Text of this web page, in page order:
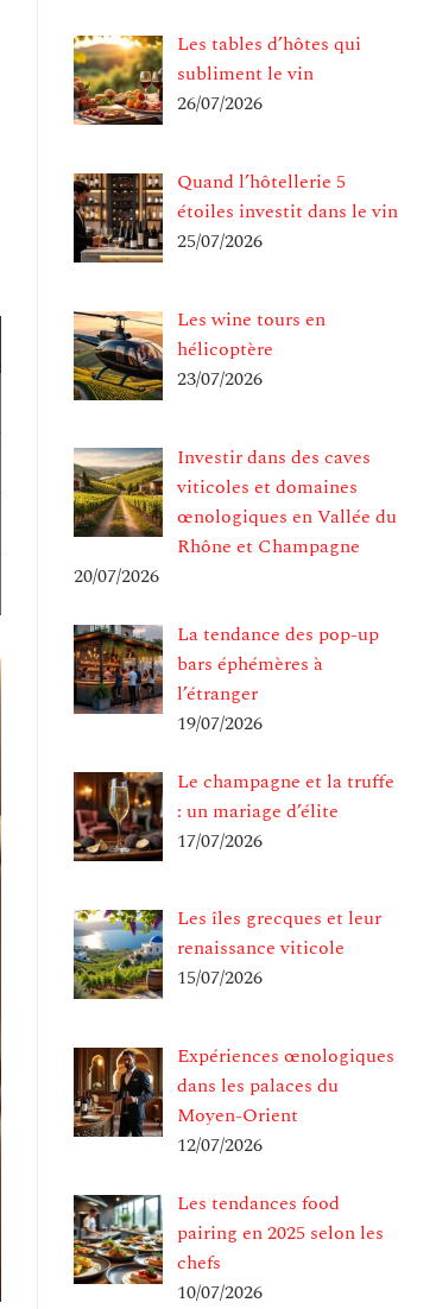
Les tables d’hôtes qui
subliment le vin
26/07/2026
Quand l’hôtellerie 5
étoiles investit dans le vin
25/07/2026
Les wine tours en
hélicoptère
23/07/2026
Investir dans des caves
viticoles et domaines
œnologiques en Vallée du
Rhône et Champagne
20/07/2026
La tendance des pop-up
bars éphémères à
l’étranger
19/07/2026
Le champagne et la truffe
: un mariage d’élite
17/07/2026
Les îles grecques et leur
renaissance viticole
15/07/2026
Expériences œnologiques
dans les palaces du
Moyen-Orient
12/07/2026
Les tendances food
pairing en 2025 selon les
chefs
10/07/2026